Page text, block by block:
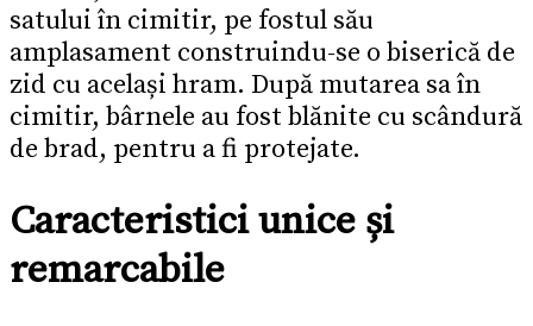
satului în cimitir, pe fostul său
amplasament construindu-se o biserică de
zid cu același hram. După mutarea sa în
cimitir, bârnele au fost blănite cu scândură
de brad, pentru a fi protejate.
Caracteristici unice și
remarcabile